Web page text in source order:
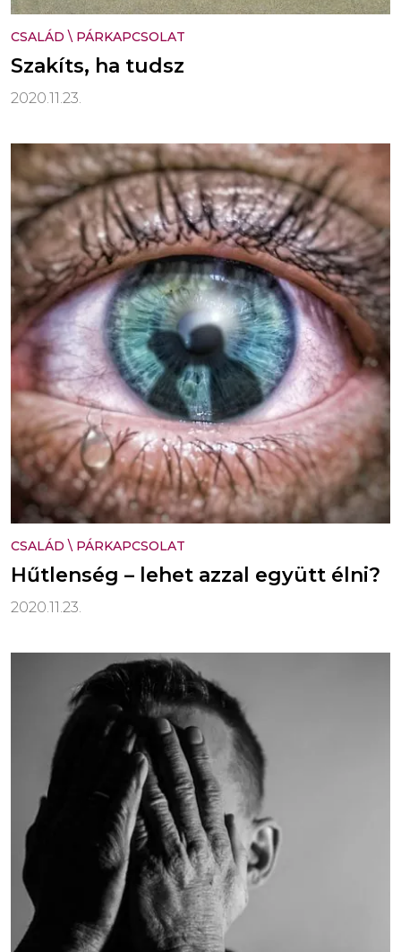
CSALÁD \ PÁRKAPCSOLAT
Szakíts, ha tudsz
2020.11.23.
CSALÁD \ PÁRKAPCSOLAT
Hűtlenség – lehet azzal együtt élni?
2020.11.23.